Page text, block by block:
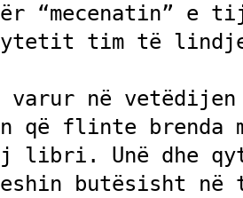
“mecenatin” e
tim të lindjes:
në
që flinte brenda
libri. Unë dhe
butësisht